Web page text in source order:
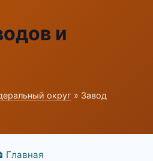
и
округ » Завод
Главная